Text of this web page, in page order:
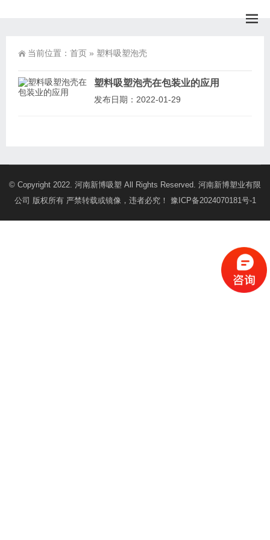
当前位置： 首页 » 塑料吸塑泡壳
塑料吸塑泡壳在包装业的应用
发布日期：2022-01-29
© Copyright 2022. 河南新博吸塑 All Rights Reserved. 河南新博塑业有限
公司 版权所有 严禁转载或镜像，违者必究！ 豫ICP备2024070181号-1